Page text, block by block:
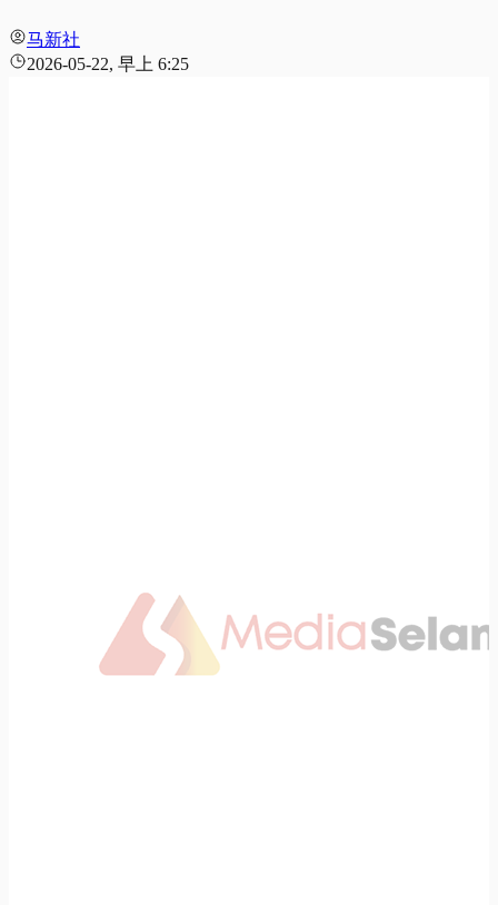
马新社
2026-05-22, 早上 6:25